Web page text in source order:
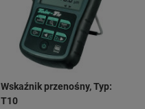
Wskaźnik przenośny, Typ:
T10